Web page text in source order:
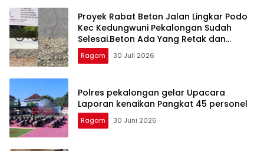
Proyek Rabat Beton Jalan Lingkar Podo
Kec Kedungwuni Pekalongan Sudah
Selesai.Beton Ada Yang Retak dan
Oflitan Jalan Dinilai Berbahaya
Ragam 30 Juli 2026
Polres pekalongan gelar Upacara
Laporan kenaikan Pangkat 45 personel
Ragam 30 Juni 2026